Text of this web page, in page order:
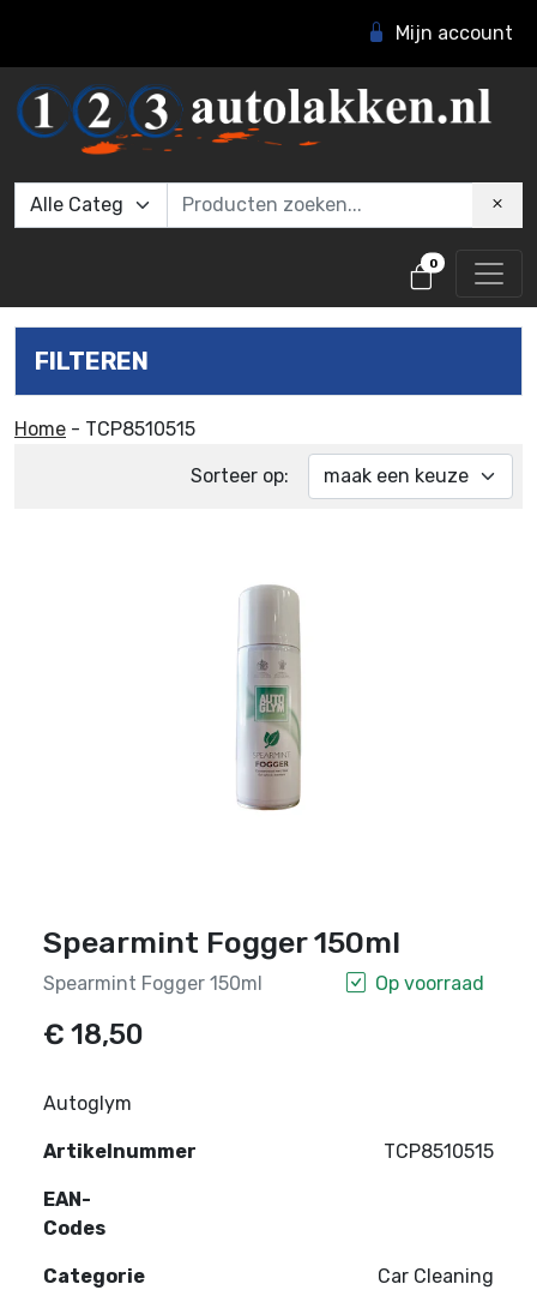
Mijn account
0
FILTEREN
Home - TCP8510515
Sorteer op:
Spearmint Fogger 150ml
Spearmint Fogger 150ml Op voorraad
€ 18,50
Autoglym
Artikelnummer TCP8510515
EAN-
Codes
Categorie Car Cleaning